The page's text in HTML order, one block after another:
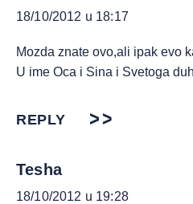
18/10/2012 u 18:17
Mozda znate ovo,ali ipak evo
U ime Oca i Sina i Svetoga
REPLY
Tesha
18/10/2012 u 19:28